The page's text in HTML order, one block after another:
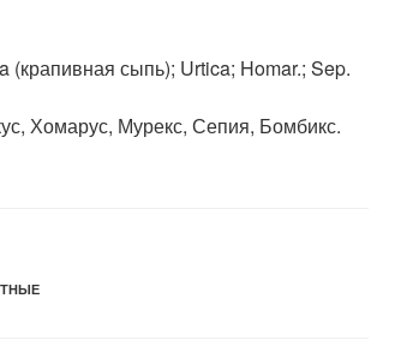
(крапивная сыпь); Urtica; Homar.; Sep.
Хомарус, Мурекс, Сепия, Бомбикс.